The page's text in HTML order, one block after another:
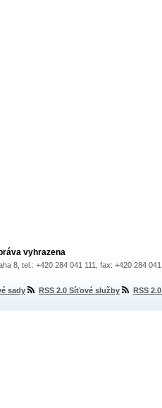
vyhrazena
8, tel.: +420 284 041 111, fax: +420 284
sady RSS 2.0 Síťové služby RSS